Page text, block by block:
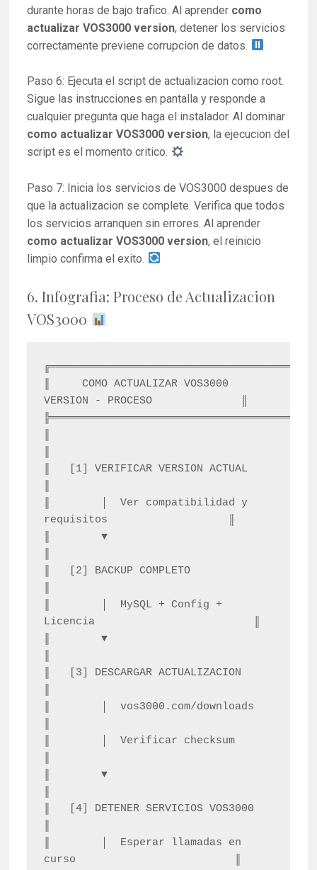
durante horas de bajo trafico. Al aprender como
actualizar VOS3000 version, detener los servicios
correctamente previene corrupcion de datos.
Paso 6: Ejecuta el script de actualizacion como root.
Sigue las instrucciones en pantalla y responde a
cualquier pregunta que haga el instalador. Al dominar
como actualizar VOS3000 version, la ejecucion del
script es el momento critico.
Paso 7: Inicia los servicios de VOS3000 despues de
que la actualizacion se complete. Verifica que todos
los servicios arranquen sin errores. Al aprender
como actualizar VOS3000 version, el reinicio
limpio confirma el exito.
6. Infografia: Proceso de Actualizacion
VOS3000
║     COMO ACTUALIZAR VOS3000
VERSION - PROCESO              ║
║   [1] VERIFICAR VERSION ACTUAL
║        │  Ver compatibilidad y
requisitos                   ║
║        ▼
║   [2] BACKUP COMPLETO
║        │  MySQL + Config +
Licencia                         ║
║        ▼
║   [3] DESCARGAR ACTUALIZACION
║        │  vos3000.com/downloads
║        │  Verificar checksum
║        ▼
║   [4] DETENER SERVICIOS VOS3000
║        │  Esperar llamadas en
curso                         ║